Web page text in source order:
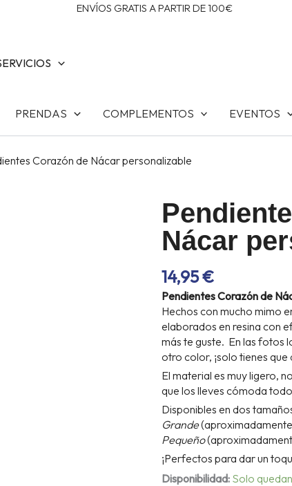
ENVÍOS GRATIS A PARTIR DE 100€
PRENDAS COMPLEMENTOS EVENTOS
Corazón de Nácar personalizable
Nácar
14,95€
Pendientes Corazón de
Hechos con mucho mimo
elaborados en resina con
más te guste. En las fotos
otro color, ¡solo tienes
El material es muy ligero,
que los lleves cómoda
Disponibles en dos
Grande(aproximadamente
Pequeño
¡Perfectos para dar un
Disponibilidad: Solo
Pendientes